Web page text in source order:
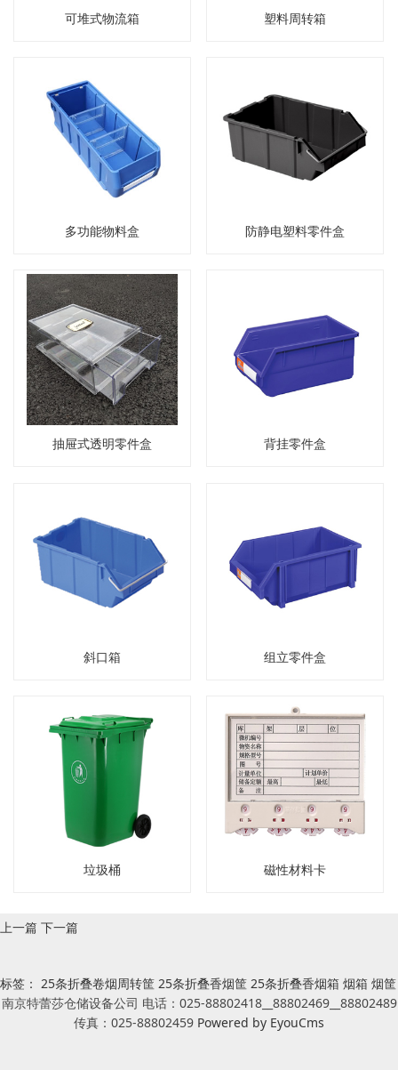
可堆式物流箱 塑料周转箱
多功能物料盒 防静电塑料零件盒
抽屉式透明零件盒 背挂零件盒
斜口箱 组立零件盒
垃圾桶 磁性材料卡
上一篇 下一篇
标签： 25条折叠卷烟周转筐 25条折叠香烟筐 25条折叠香烟箱 烟箱 烟筐
南京特蕾莎仓储设备公司 电话：025-88802418__88802469__88802489
传真：025-88802459 Powered by EyouCms